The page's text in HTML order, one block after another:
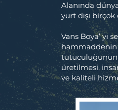
Alanında
yurt dışı
Vans Boya’
hammaddenin
tutuculuğunun,
üretilmesi,
ve kaliteli